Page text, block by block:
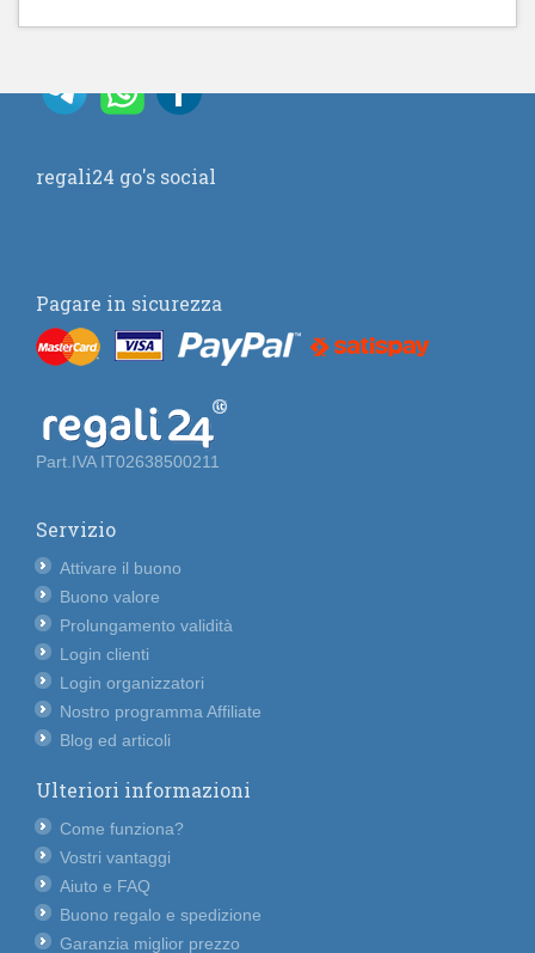
regali24 go's social
Pagare in sicurezza
Part.IVA IT02638500211
Servizio
Attivare il buono
Buono valore
Prolungamento validità
Login clienti
Login organizzatori
Nostro programma Affiliate
Blog ed articoli
Ulteriori informazioni
Come funziona?
Vostri vantaggi
Aiuto e FAQ
Buono regalo e spedizione
Garanzia miglior prezzo